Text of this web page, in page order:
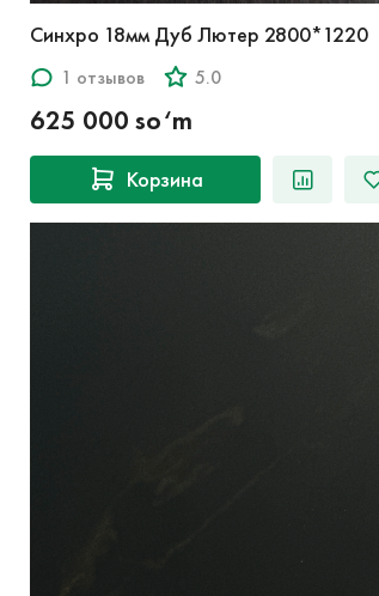
Синхро 18мм Дуб Лютер 2800*1220
1 отзывов 5.0
625 000 so‘m
Корзина